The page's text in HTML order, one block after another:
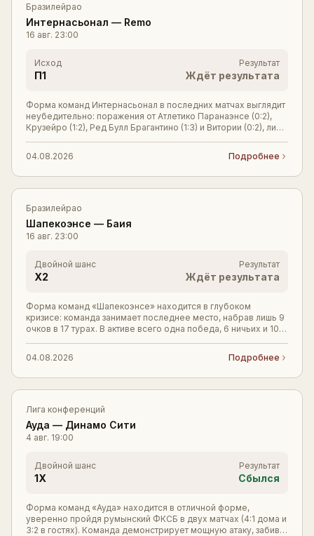
Бразилейрао
Интернасьонал — Remo
16 авг. 23:00
Исход
П1
Результат
Ждёт результата
Форма команд Интернасьонал в последних матчах выглядит
неубедительно: поражения от Атлетико Паранаэнсе (0:2),
Крузейро (1:2), Ред Булл Брагантино (1:3) и Витории (0:2), лишь
04.08.2026
Подробнее
Бразилейрао
Шапекоэнсе — Баия
16 авг. 23:00
Двойной шанс
X2
Результат
Ждёт результата
Форма команд «Шапекоэнсе» находится в глубоком
кризисе: команда занимает последнее место, набрав лишь 9
очков в 17 турах. В активе всего одна победа, 6 ничьих и 10
04.08.2026
Подробнее
Лига конференций
Ауда — Динамо Сити
4 авг. 19:00
Двойной шанс
1X
Результат
Сбылся
Форма команд «Ауда» находится в отличной форме,
уверенно пройдя румынский ФКСБ в двух матчах (4:1 дома и
3:2 в гостях). Команда демонстрирует мощную атаку, забив 7